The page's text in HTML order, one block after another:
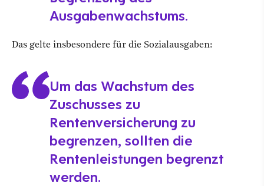
Ausgabenwachstums.
Das gelte insbesondere für die Sozialausgaben:
Um das Wachstum des
Zuschusses zu
Rentenversicherung zu
begrenzen, sollten die
Rentenleistungen begrenzt
werden.